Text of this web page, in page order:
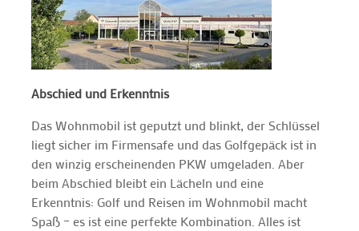
Abschied und Erkenntnis
Das Wohnmobil ist geputzt und blinkt, der Schlüssel
liegt sicher im Firmensafe und das Golfgepäck ist in
den winzig erscheinenden PKW umgeladen. Aber
beim Abschied bleibt ein Lächeln und eine
Erkenntnis: Golf und Reisen im Wohnmobil macht
Spaß – es ist eine perfekte Kombination. Alles ist